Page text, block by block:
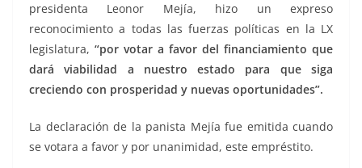
presidenta Leonor Mejía, hizo un expreso
reconocimiento a todas las fuerzas políticas en la LX
legislatura, “por votar a favor del financiamiento que
dará viabilidad a nuestro estado para que siga
creciendo con prosperidad y nuevas oportunidades”.
La declaración de la panista Mejía fue emitida cuando
se votara a favor y por unanimidad, este empréstito.